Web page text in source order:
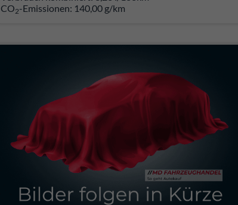
CO2-Emissionen: 140,00 g/km